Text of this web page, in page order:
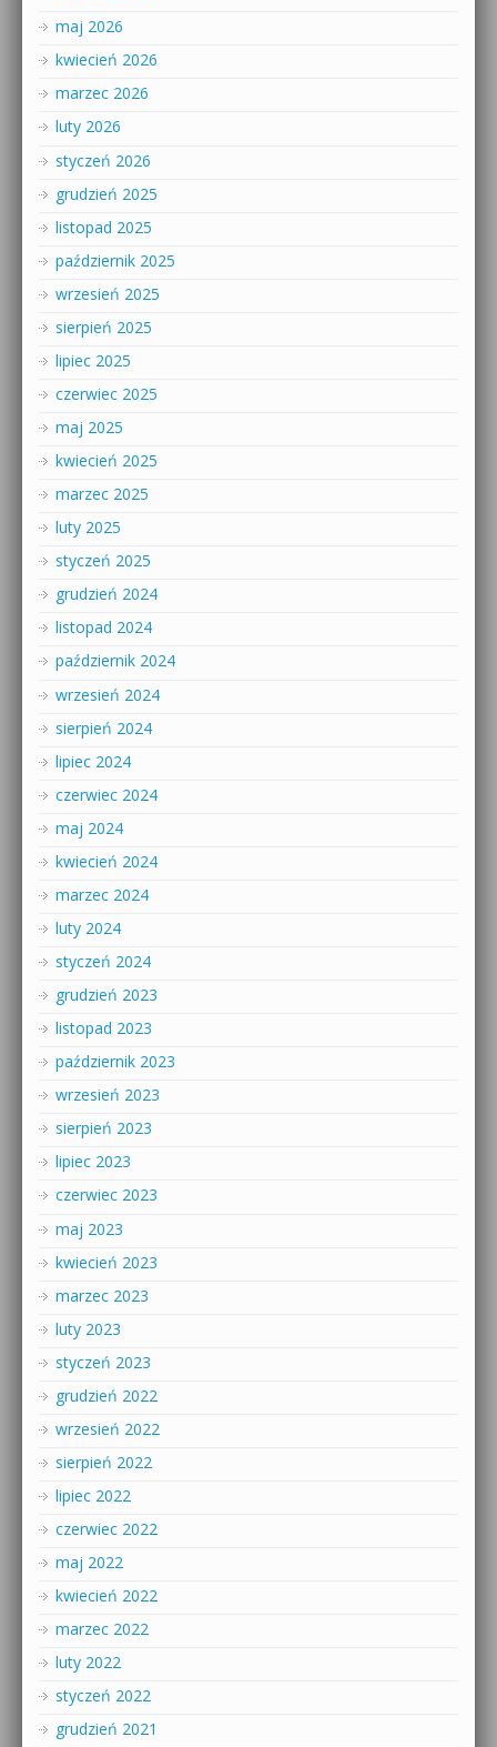
maj 2026
kwiecień 2026
marzec 2026
luty 2026
styczeń 2026
grudzień 2025
listopad 2025
październik 2025
wrzesień 2025
sierpień 2025
lipiec 2025
czerwiec 2025
maj 2025
kwiecień 2025
marzec 2025
luty 2025
styczeń 2025
grudzień 2024
listopad 2024
październik 2024
wrzesień 2024
sierpień 2024
lipiec 2024
czerwiec 2024
maj 2024
kwiecień 2024
marzec 2024
luty 2024
styczeń 2024
grudzień 2023
listopad 2023
październik 2023
wrzesień 2023
sierpień 2023
lipiec 2023
czerwiec 2023
maj 2023
kwiecień 2023
marzec 2023
luty 2023
styczeń 2023
grudzień 2022
wrzesień 2022
sierpień 2022
lipiec 2022
czerwiec 2022
maj 2022
kwiecień 2022
marzec 2022
luty 2022
styczeń 2022
grudzień 2021